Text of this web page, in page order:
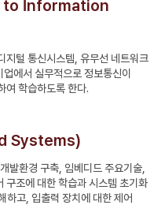
to Information
지털 통신시스템, 유무선 네트워크
에서 실무적으로 정보통신이
여 학습하도록 한다.
Systems)
발환경 구축, 임베디드 주요기술,
구조에 대한 학습과 시스템 초기화
하고, 입출력 장치에 대한 제어